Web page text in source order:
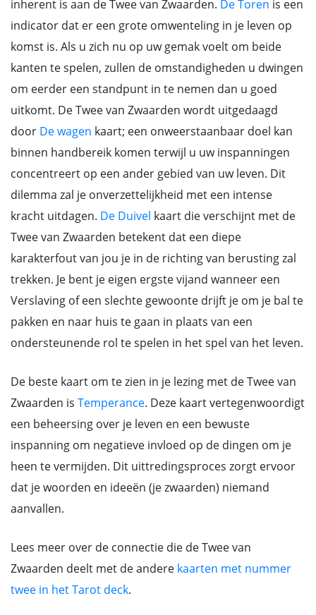
inherent is aan de Twee van Zwaarden. De Toren is een
indicator dat er een grote omwenteling in je leven op
komst is. Als u zich nu op uw gemak voelt om beide
kanten te spelen, zullen de omstandigheden u dwingen
om eerder een standpunt in te nemen dan u goed
uitkomt. De Twee van Zwaarden wordt uitgedaagd
door De wagen kaart; een onweerstaanbaar doel kan
binnen handbereik komen terwijl u uw inspanningen
concentreert op een ander gebied van uw leven. Dit
dilemma zal je onverzettelijkheid met een intense
kracht uitdagen. De Duivel kaart die verschijnt met de
Twee van Zwaarden betekent dat een diepe
karakterfout van jou je in de richting van berusting zal
trekken. Je bent je eigen ergste vijand wanneer een
Verslaving of een slechte gewoonte drijft je om je bal te
pakken en naar huis te gaan in plaats van een
ondersteunende rol te spelen in het spel van het leven.
De beste kaart om te zien in je lezing met de Twee van
Zwaarden is Temperance. Deze kaart vertegenwoordigt
een beheersing over je leven en een bewuste
inspanning om negatieve invloed op de dingen om je
heen te vermijden. Dit uittredingsproces zorgt ervoor
dat je woorden en ideeën (je zwaarden) niemand
aanvallen.
Lees meer over de connectie die de Twee van
Zwaarden deelt met de andere kaarten met nummer
twee in het Tarot deck.